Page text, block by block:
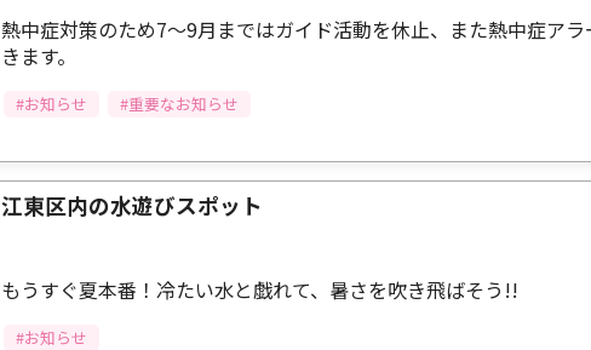
熱中症対策のため7～9月まではガイド活動を休止、また熱中症ア
きます。
#お知らせ #重要なお知らせ
江東区内の水遊びスポット
もうすぐ夏本番！冷たい水と戯れて、暑さを吹き飛ばそう!!
#お知らせ